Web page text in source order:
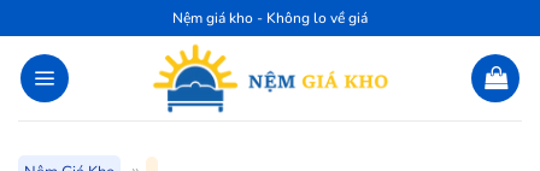
qua
nội
dung
Nệm giá kho - Không lo về giá